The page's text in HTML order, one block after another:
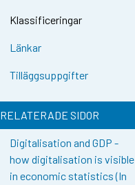
Klassificeringar
Länkar
Tilläggsuppgifter
RELATERADE SIDOR
Digitalisation and GDP -
how digitalisation is visible
in economic statistics (In